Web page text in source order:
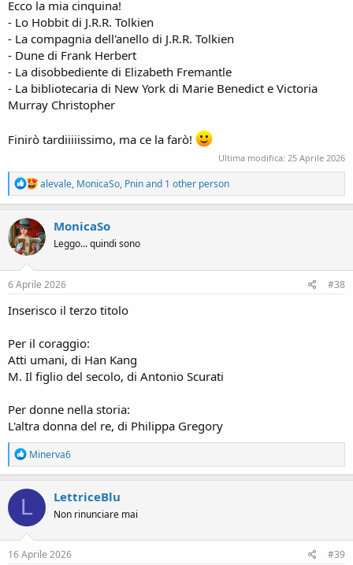
intorno al globo...
Travestita da uomo parti al seguito della spedizione di Antoine de
Bougainville.
Botanica eccellente ed appassionata,non rinunciò mai alla
conoscenza e alla libertà.
L'erbario di Jeanne sarà uno dei libri che leggerò.
Per gli altri due ci devo pensare.
Ecco la mia cinquina!
- Lo Hobbit di J.R.R. Tolkien
- La compagnia dell'anello di J.R.R. Tolkien
- Dune di Frank Herbert
- La disobbediente di Elizabeth Fremantle
- La bibliotecaria di New York di Marie Benedict e Victoria
Murray Christopher
Finirò tardiiiiissimo, ma ce la farò!
Ultima modifica: 25 Aprile 2026
R
e
a
c
t
i
n
s
alevale, MonicaSo, Pninand 1 other person
MonicaSo
Leggo... quindi sono
6 Aprile 2026 #38
Inserisco il terzo titolo
Per il coraggio:
Atti umani, di Han Kang
M. Il figlio del secolo, di Antonio Scurati
Per donne nella storia:
L'altra donna del re, di Philippa Gregory
R
e
a
c
i
o
n
s
Minerva6
L LettriceBlu
Non rinunciare mai
16 Aprile 2026 #39